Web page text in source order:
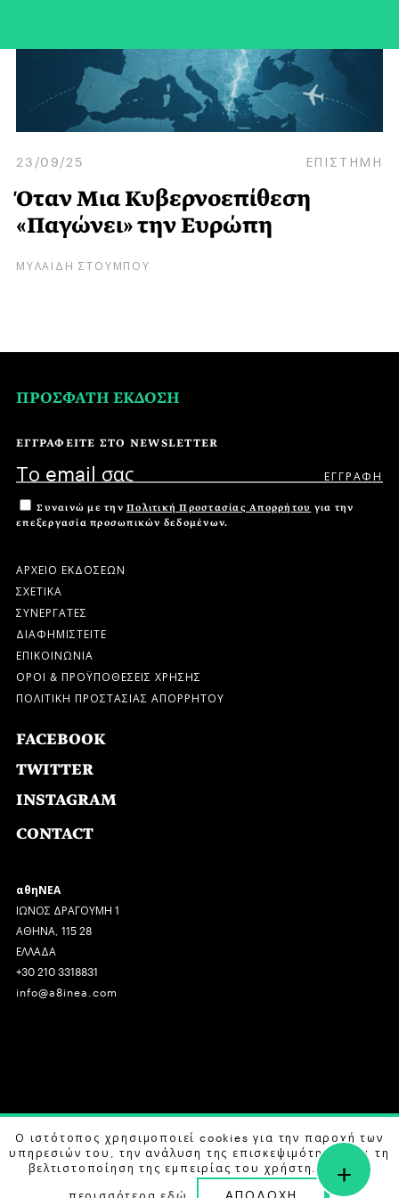
23/09/25 ΕΠΙΣΤΗΜΗ
Όταν Μια Κυβερνοεπίθεση
«Παγώνει» την Ευρώπη
ΜΥΛΑΙΔΗ ΣΤΟΥΜΠΟΥ
ΠΡΟΣΦΑΤΗ ΕΚΔΟΣΗ
ΕΓΓΡΑΦΕΙΤΕ ΣΤΟ NEWSLETTER
Συναινώ με την Πολιτική Προστασίας Απορρήτου για την
επεξεργασία προσωπικών δεδομένων.
ΑΡΧΕΙΟ ΕΚΔΟΣΕΩΝ
ΣΧΕΤΙΚΑ
ΣΥΝΕΡΓΑΤΕΣ
ΔΙΑΦΗΜΙΣΤΕΙΤΕ
ΕΠΙΚΟΙΝΩΝΙΑ
ΟΡΟΙ & ΠΡΟΫΠΟΘΕΣΕΙΣ ΧΡΗΣΗΣ
ΠΟΛΙΤΙΚΗ ΠΡΟΣΤΑΣΙΑΣ ΑΠΟΡΡΗΤΟΥ
FACEBOOK
TWITTER
INSTAGRAM
CONTACT
αθηΝΕΑ
ΙΩΝΟΣ ΔΡΑΓΟΥΜΗ 1
ΑΘΗΝΑ, 115 28
ΕΛΛΑΔΑ
+30 210 3318831
info@a8inea.com
COPYRIGHT © 2026 αθηΝΕΑ, ALL RIGHTS RESERVED.
DESIGN BY G DESIGN STUDIO. DEVELOPED BYB LABS
Ο ιστότοπος χρησιμοποιεί cookies για την παροχή των
υπηρεσιών του, την ανάλυση της επισκεψιμότητας και τη
βελτιστοποίηση της εμπειρίας του χρήστη. Μάθετε
περισσότεραεδώ ΑΠΟΔΟΧΗ
+